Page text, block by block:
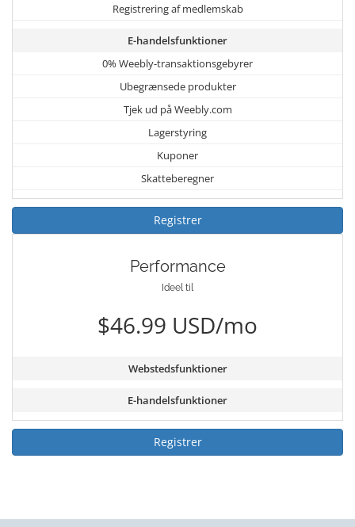
Registrering af medlemskab
E-handelsfunktioner
0% Weebly-transaktionsgebyrer
Ubegrænsede produkter
Tjek ud på Weebly.com
Lagerstyring
Kuponer
Skatteberegner
Registrer
Performance
Ideel til
$46.99 USD/mo
Webstedsfunktioner
E-handelsfunktioner
Registrer